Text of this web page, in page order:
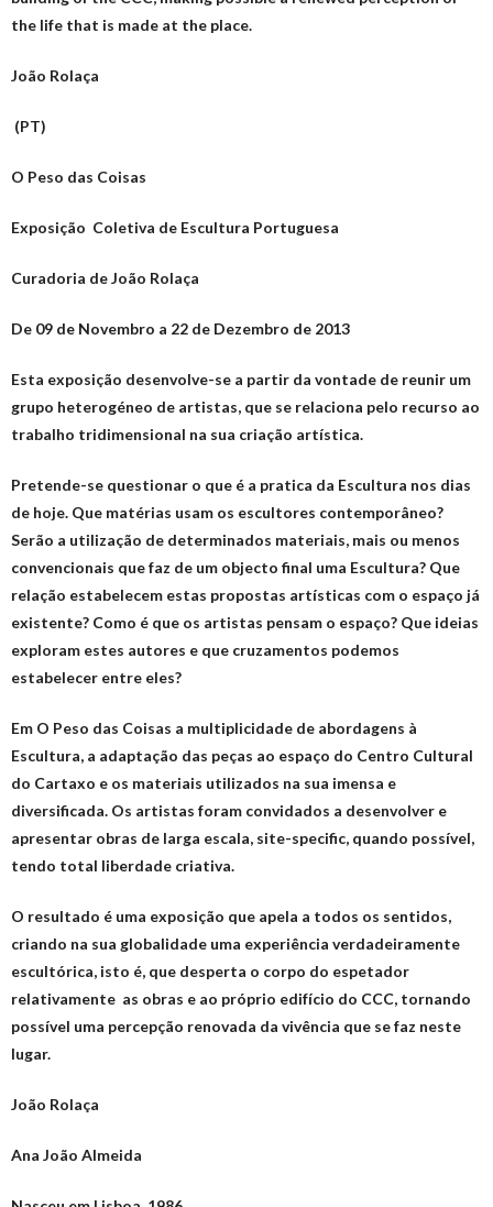
the life that is made at the place.
João Rolaça
(PT)
O Peso das Coisas
Exposição Coletiva de Escultura Portuguesa
Curadoria de João Rolaça
De 09 de Novembro a 22 de Dezembro de 2013
Esta exposição desenvolve-se a partir da vontade de reunir um
grupo heterogéneo de artistas, que se relaciona pelo recurso ao
trabalho tridimensional na sua criação artística.
Pretende-se questionar o que é a pratica da Escultura nos dias
de hoje. Que matérias usam os escultores contemporâneo?
Serão a utilização de determinados materiais, mais ou menos
convencionais que faz de um objecto final uma Escultura? Que
relação estabelecem estas propostas artísticas com o espaço já
existente? Como é que os artistas pensam o espaço? Que ideias
exploram estes autores e que cruzamentos podemos
estabelecer entre eles?
Em O Peso das Coisas a multiplicidade de abordagens à
Escultura, a adaptação das peças ao espaço do Centro Cultural
do Cartaxo e os materiais utilizados na sua imensa e
diversificada. Os artistas foram convidados a desenvolver e
apresentar obras de larga escala, site-specific, quando possível,
tendo total liberdade criativa.
O resultado é uma exposição que apela a todos os sentidos,
criando na sua globalidade uma experiência verdadeiramente
escultórica, isto é, que desperta o corpo do espetador
relativamente as obras e ao próprio edifício do CCC, tornando
possí­vel uma percepção renovada da vivência que se faz neste
lugar.
João Rolaça
Ana João Almeida